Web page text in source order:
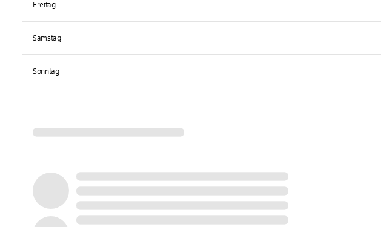
Freitag
Samstag
Sonntag